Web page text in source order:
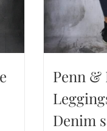
Penn &
Denim